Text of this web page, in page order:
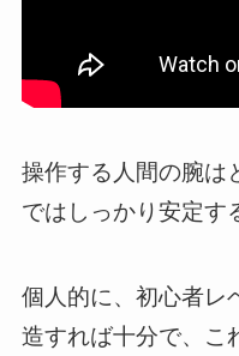
操作する人間の腕は
ではしっかり安定す
個人的に、初心者レ
造すれば十分で、こ